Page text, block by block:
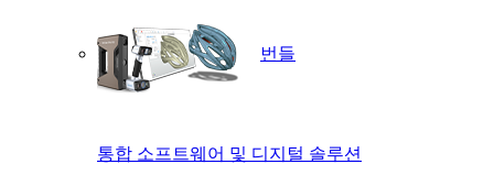
번들
통합 소프트웨어 및 디지털 솔루션